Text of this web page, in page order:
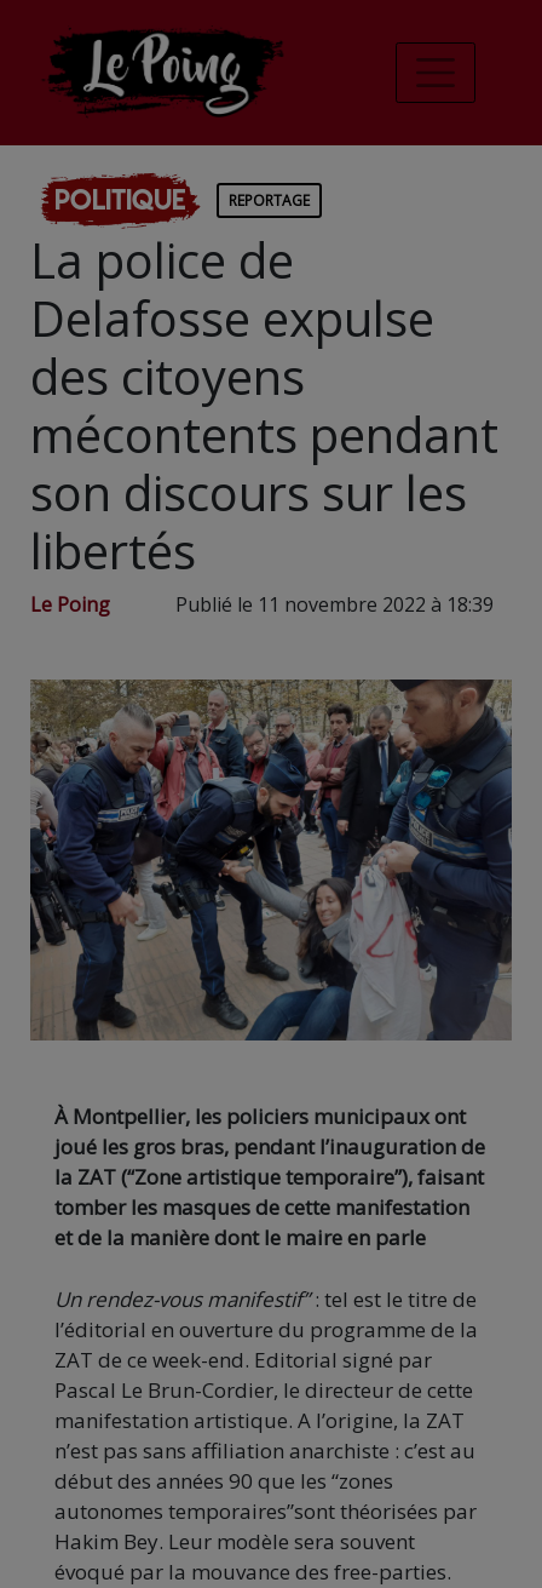
Politique REPORTAGE
La police de
Delafosse expulse
des citoyens
mécontents pendant
son discours sur les
libertés
Le Poing Publié le 11 novembre 2022 à 18:39
À Montpellier, les policiers municipaux ont
joué les gros bras, pendant l’inauguration de
la ZAT (“Zone artistique temporaire”), faisant
tomber les masques de cette manifestation
et de la manière dont le maire en parle
Un rendez-vous manifestif”: tel est le titre de
l’éditorial en ouverture du programme de la
ZAT de ce week-end. Editorial signé par
Pascal Le Brun-Cordier, le directeur de cette
manifestation artistique. A l’origine, la ZAT
n’est pas sans affiliation anarchiste : c’est au
début des années 90 que les “zones
autonomes temporaires”sont théorisées par
Hakim Bey. Leur modèle sera souvent
évoqué par la mouvance des free-parties.